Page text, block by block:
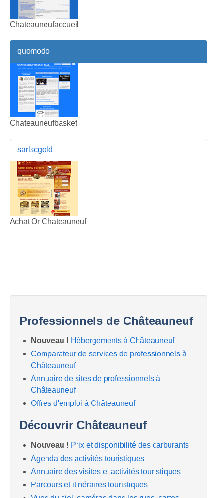
Chateauneufaccueil
quomodo
Chateauneufbasket
sarlscgold
Achat Or Chateauneuf
Professionnels de Châteauneuf
Nouveau ! Hébergements à Châteauneuf
Comparateur de services de professionnels à
Châteauneuf
Annuaire de sites de professionnels à
Châteauneuf
Offres d'emploi à Châteauneuf
Découvrir Châteauneuf
Nouveau ! Prix et disponibilité des carburants
Agenda des activités touristiques
Annuaire des visites et activités touristiques
Parcours et itinéraires touristiques